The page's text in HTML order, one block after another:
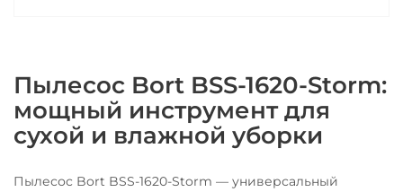
Пылесос Bort BSS-1620-Storm:
мощный инструмент для
сухой и влажной уборки
Пылесос Bort BSS-1620-Storm — универсальный